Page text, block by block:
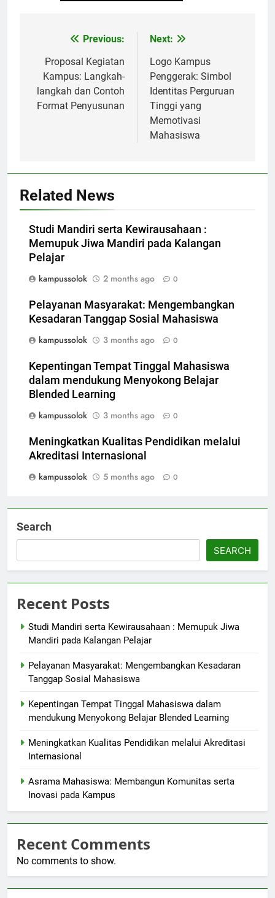
navigation
Previous:
Proposal Kegiatan
Kampus: Langkah-
langkah dan Contoh
Format Penyusunan
Next:
Logo Kampus
Penggerak: Simbol
Identitas Perguruan
Tinggi yang
Memotivasi
Mahasiswa
Related News
Studi Mandiri serta Kewirausahaan :
Memupuk Jiwa Mandiri pada Kalangan
Pelajar
kampussolok
2 months ago 0
Pelayanan Masyarakat: Mengembangkan
Kesadaran Tanggap Sosial Mahasiswa
kampussolok
3 months ago 0
Kepentingan Tempat Tinggal Mahasiswa
dalam mendukung Menyokong Belajar
Blended Learning
kampussolok
3 months ago 0
Meningkatkan Kualitas Pendidikan melalui
Akreditasi Internasional
kampussolok
5 months ago 0
Search
SEARCH
Recent Posts
Studi Mandiri serta Kewirausahaan : Memupuk Jiwa
Mandiri pada Kalangan Pelajar
Pelayanan Masyarakat: Mengembangkan Kesadaran
Tanggap Sosial Mahasiswa
Kepentingan Tempat Tinggal Mahasiswa dalam
mendukung Menyokong Belajar Blended Learning
Meningkatkan Kualitas Pendidikan melalui Akreditasi
Internasional
Asrama Mahasiswa: Membangun Komunitas serta
Inovasi pada Kampus
Recent Comments
No comments to show.